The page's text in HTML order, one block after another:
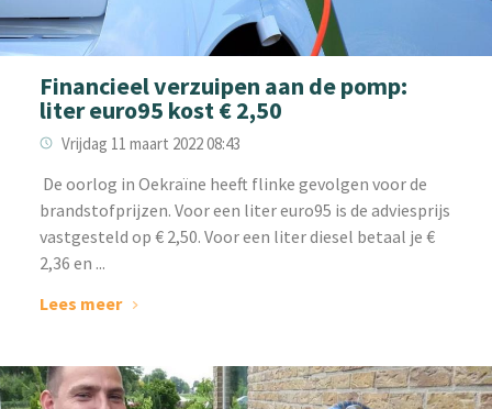
Financieel verzuipen aan de pomp:
liter euro95 kost € 2,50
Vrijdag 11 maart 2022 08:43
‌‌ De oorlog in Oekraïne heeft flinke gevolgen voor de
brandstofprijzen. Voor een liter euro95 is de adviesprijs
vastgesteld op € 2,50. Voor een liter diesel betaal je €
2,36 en ...
Lees meer